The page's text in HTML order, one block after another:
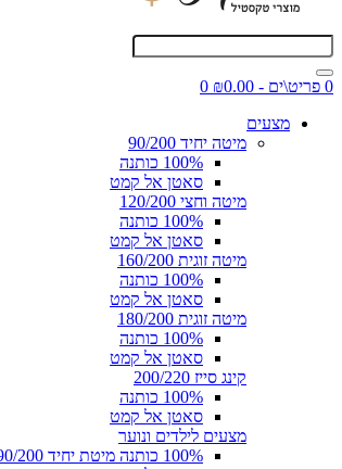
0 פריט\ים - ₪0.00
0
מצעים
מיטה יחיד 90/200
100% כותנה
סאטן אל קמט
מיטה וחצי 120/200
100% כותנה
סאטן אל קמט
מיטה זוגית 160/200
100% כותנה
סאטן אל קמט
מיטה זוגית 180/200
100% כותנה
סאטן אל קמט
קינג סייז 200/220
100% כותנה
סאטן אל קמט
מצעים לילדים ונוער
100% כותנה מיטת יחיד 90/200